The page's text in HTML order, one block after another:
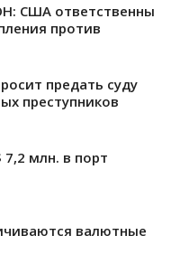
США ответственны
против
предать суду
преступников
7,2 млн. в порт
валютные